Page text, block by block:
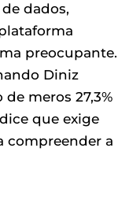
dados,
preocupante.
Diniz
meros 27,3%
que exige
compreender a